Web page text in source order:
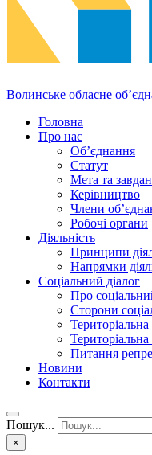
Волинське обласне
Головна
Про нас
Об’єднання
Статут
Мета та
Керівництво
Члени
Робочі органи
Діяльність
Принципи
Напрямки
Соціальний діалог
Про
Сторони
Територіальна
Територіальна
Питання
Новини
Контакти
Пошук...
×